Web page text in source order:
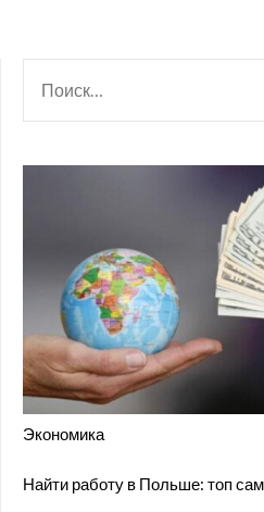
Экономика
Найти работу в Польше: топ